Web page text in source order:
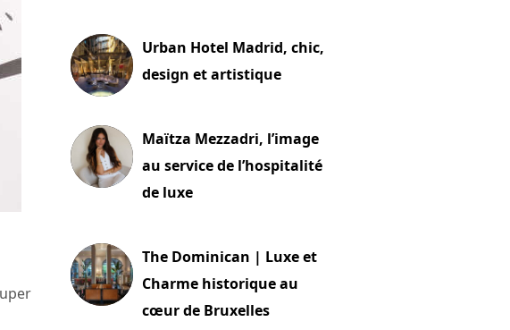
Urban Hotel Madrid, chic,
design et artistique
Maïtza Mezzadri, l’image
au service de l’hospitalité
de luxe
The Dominican | Luxe et
Charme historique au
cœur de Bruxelles